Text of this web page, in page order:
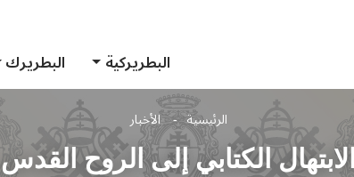
البطريركية
البطريرك
الرئيسية الأخبار
الابتهال الكتابي إلى الروح القدس